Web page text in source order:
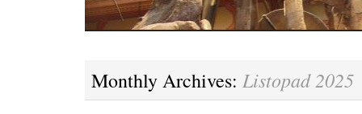
Monthly Archives: Listopad 2025